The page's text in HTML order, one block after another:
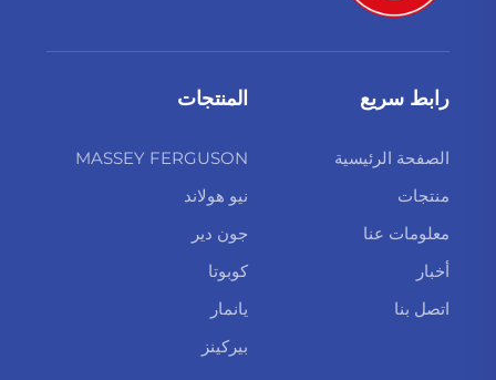
رابط سريع
الصفحة الرئيسية
منتجات
معلومات عنا
أخبار
اتصل بنا
المنتجات
MASSEY FERGUSON
نيو هولاند
جون دير
كوبوتا
يانمار
بيركينز